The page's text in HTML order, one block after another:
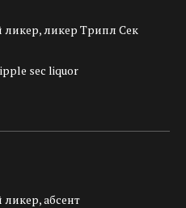
ликер, ликер Трипл Сек
sec liquor
ликер, абсент